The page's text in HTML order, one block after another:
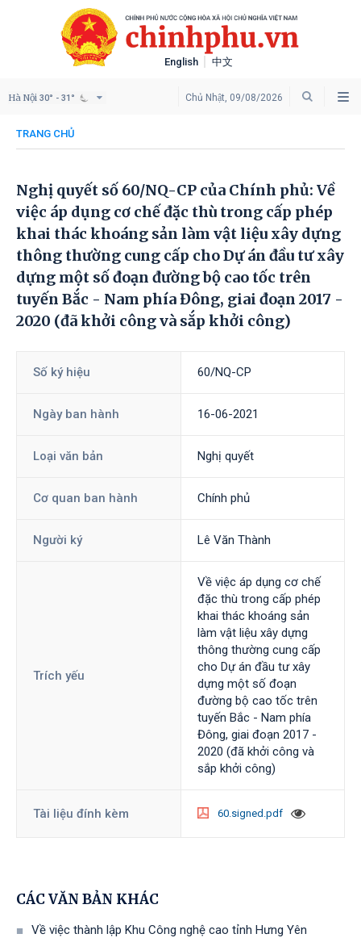
English 中文
Chủ Nhật, 09/08/2026
Hà Nội 30° - 31°
TRANG CHỦ
Nghị quyết số 60/NQ-CP của Chính phủ: Về
việc áp dụng cơ chế đặc thù trong cấp phép
khai thác khoáng sản làm vật liệu xây dựng
thông thường cung cấp cho Dự án đầu tư xây
dựng một số đoạn đường bộ cao tốc trên
tuyến Bắc - Nam phía Đông, giai đoạn 2017 -
2020 (đã khởi công và sắp khởi công)
Số ký hiệu 60/NQ-CP
Ngày ban hành 16-06-2021
Loại văn bản Nghị quyết
Cơ quan ban hành Chính phủ
Người ký Lê Văn Thành
Trích yếu
Về việc áp dụng cơ chế
đặc thù trong cấp phép
khai thác khoáng sản
làm vật liệu xây dựng
thông thường cung cấp
cho Dự án đầu tư xây
dựng một số đoạn
đường bộ cao tốc trên
tuyến Bắc - Nam phía
Đông, giai đoạn 2017 -
2020 (đã khởi công và
sắp khởi công)
Tài liệu đính kèm 60.signed.pdf
CÁC VĂN BẢN KHÁC
Về việc thành lập Khu Công nghệ cao tỉnh Hưng Yên